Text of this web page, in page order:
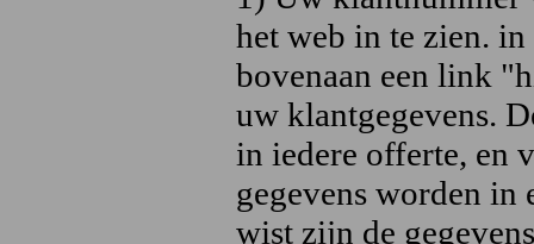
het web in te zien. in
bovenaan een link
uw klantgegevens.
in iedere offerte, en
gegevens worden in
wist zijn de